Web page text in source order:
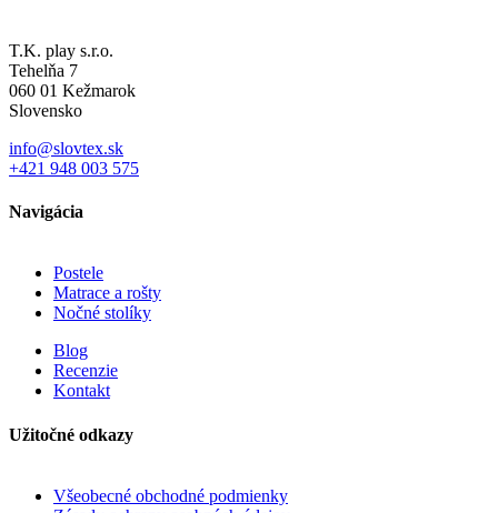
T.K. play s.r.o.
Tehelňa 7
060 01 Kežmarok
Slovensko
info@slovtex.sk
+421 948 003 575
Navigácia
Postele
Matrace a rošty
Nočné stolíky
Blog
Recenzie
Kontakt
Užitočné odkazy
Všeobecné obchodné podmienky